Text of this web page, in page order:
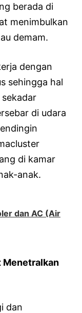
berada di
menimbulkan
demam.
dengan
sehingga hal
di udara
di kamar
anak.
dan AC (Air
Menetralkan
dan